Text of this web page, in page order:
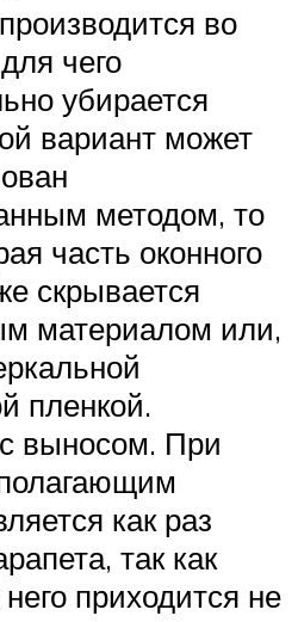
во
чего
убирается
вариант может
методом, то
часть оконного
скрывается
материалом или,
пленкой.
выносом. При
как раз
так как
приходится не